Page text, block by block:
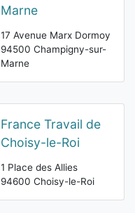
Marne
17 Avenue Marx Dormoy
94500 Champigny-sur-
Marne
France Travail de
Choisy-le-Roi
1 Place des Allies
94600 Choisy-le-Roi